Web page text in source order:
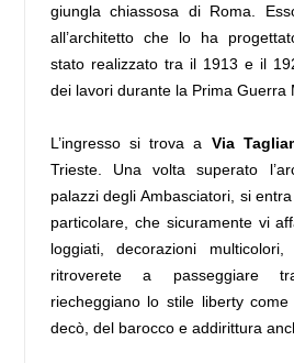
giungla chiassosa di Roma.
all’architetto che lo ha
stato realizzato tra il 1913 e il
dei lavori durante la Prima Guerra
L’ingresso si trova a Via
Trieste. Una volta superato
palazzi degli Ambasciatori, si
particolare, che sicuramente vi
loggiati, decorazioni
ritroverete a passeggiare
riecheggiano lo stile liberty come
decò, del barocco e addirittura